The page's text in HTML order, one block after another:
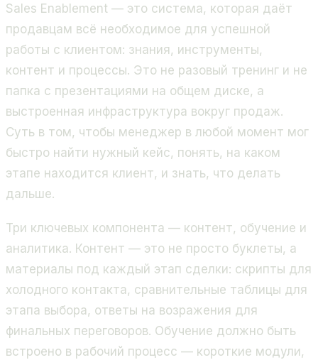
Sales Enablement — это система, которая даёт
продавцам всё необходимое для успешной
работы с клиентом: знания, инструменты,
контент и процессы. Это не разовый тренинг и не
папка с презентациями на общем диске, а
выстроенная инфраструктура вокруг продаж.
Суть в том, чтобы менеджер в любой момент мог
быстро найти нужный кейс, понять, на каком
этапе находится клиент, и знать, что делать
дальше.
Три ключевых компонента — контент, обучение и
аналитика. Контент — это не просто буклеты, а
материалы под каждый этап сделки: скрипты для
холодного контакта, сравнительные таблицы для
этапа выбора, ответы на возражения для
финальных переговоров. Обучение должно быть
встроено в рабочий процесс — короткие модули,